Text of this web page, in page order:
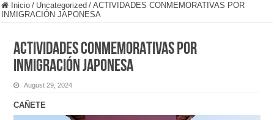
Inicio / Uncategorized / ACTIVIDADES CONMEMORATIVAS POR
INMIGRACIÓN JAPONESA
ACTIVIDADES CONMEMORATIVAS POR
INMIGRACIÓN JAPONESA
August 29, 2024
CAÑETE